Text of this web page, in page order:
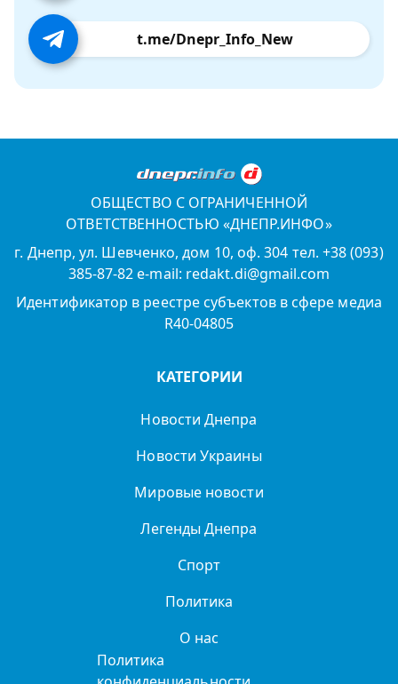
t.me/Dnepr_Info_New
ОБЩЕСТВО С ОГРАНИЧЕННОЙ
ОТВЕТСТВЕННОСТЬЮ «ДНЕПР.ИНФО»
г. Днепр, ул. Шевченко, дом 10, оф. 304 тел. +38 (093)
385-87-82 e-mail: redakt.di@gmail.com
Идентификатор в реестре субъектов в сфере медиа
R40-04805
КАТЕГОРИИ
Новости Днепра
Новости Украины
Мировые новости
Легенды Днепра
Спорт
Политика
О нас
Политика